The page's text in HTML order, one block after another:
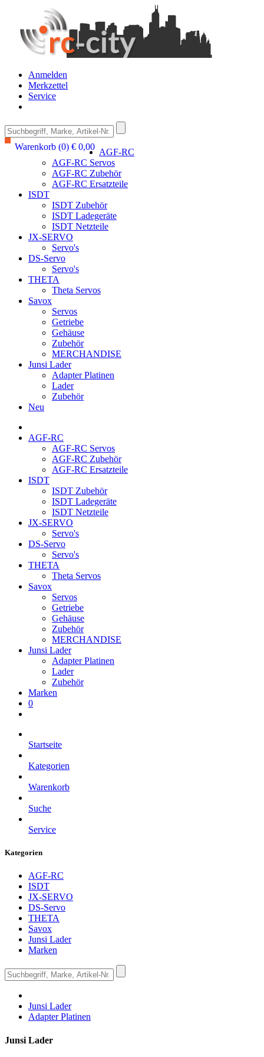
Anmelden
Merkzettel
Service
Warenkorb (0) € 0,00
AGF-RC
AGF-RC Servos
AGF-RC Zubehör
AGF-RC Ersatzteile
ISDT
ISDT Zubehör
ISDT Ladegeräte
ISDT Netzteile
JX-SERVO
Servo's
DS-Servo
Servo's
THETA
Theta Servos
Savox
Servos
Getriebe
Gehäuse
Zubehör
MERCHANDISE
Junsi Lader
Adapter Platinen
Lader
Zubehör
Neu
AGF-RC
AGF-RC Servos
AGF-RC Zubehör
AGF-RC Ersatzteile
ISDT
ISDT Zubehör
ISDT Ladegeräte
ISDT Netzteile
JX-SERVO
Servo's
DS-Servo
Servo's
THETA
Theta Servos
Savox
Servos
Getriebe
Gehäuse
Zubehör
MERCHANDISE
Junsi Lader
Adapter Platinen
Lader
Zubehör
Marken
0
Startseite
Kategorien
Warenkorb
Suche
Service
Kategorien
AGF-RC
ISDT
JX-SERVO
DS-Servo
THETA
Savox
Junsi Lader
Marken
Junsi Lader
Adapter Platinen
Junsi Lader